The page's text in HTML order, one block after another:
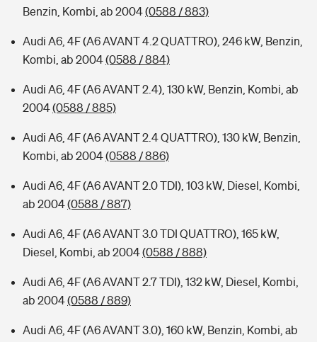
Benzin, Kombi, ab 2004(0588 / 883)
Audi A6, 4F (A6 AVANT 4.2 QUATTRO), 246 kW, Benzin,
Kombi, ab 2004(0588 / 884)
Audi A6, 4F (A6 AVANT 2.4), 130 kW, Benzin, Kombi, ab
2004(0588 / 885)
Audi A6, 4F (A6 AVANT 2.4 QUATTRO), 130 kW, Benzin,
Kombi, ab 2004(0588 / 886)
Audi A6, 4F (A6 AVANT 2.0 TDI), 103 kW, Diesel, Kombi,
ab 2004(0588 / 887)
Audi A6, 4F (A6 AVANT 3.0 TDI QUATTRO), 165 kW,
Diesel, Kombi, ab 2004(0588 / 888)
Audi A6, 4F (A6 AVANT 2.7 TDI), 132 kW, Diesel, Kombi,
ab 2004(0588 / 889)
Audi A6, 4F (A6 AVANT 3.0), 160 kW, Benzin, Kombi, ab